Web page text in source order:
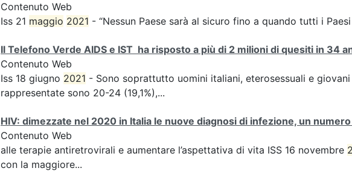
Contenuto Web
Iss 21 maggio 2021 - “Nessun Paese sarà al sicuro fino a quando tutti i
Il Telefono Verde AIDS e IST ha risposto a più di 2 milioni di quesiti in 34
Contenuto Web
Iss 18 giugno 2021 - Sono soprattutto uomini italiani, eterosessuali e
rappresentate sono 20-24 (19,1%),...
HIV: dimezzate nel 2020 in Italia le nuove diagnosi di infezione, un
Contenuto Web
alle terapie antiretrovirali e aumentare l’aspettativa di vita ISS 16 novembre
con la maggiore...